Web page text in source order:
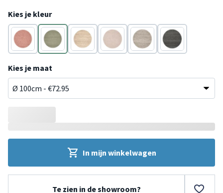
Kies je kleur
TerracottaDonkergroen
Taupe Roze Bruin
Antraciet
Kies je maat
In mijn winkelwagen
Te zien in de showroom?